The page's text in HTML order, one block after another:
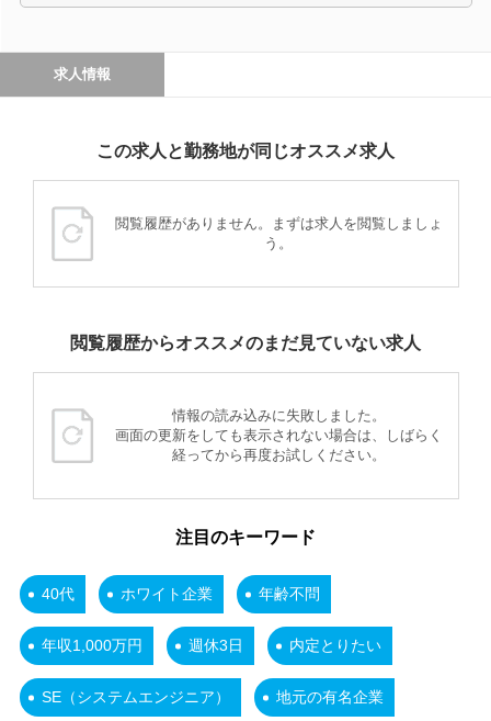
求人情報
この求人と勤務地が同じオススメ求人
閲覧履歴がありません。まずは求人を閲覧しましょ
う。
閲覧履歴からオススメのまだ見ていない求人
情報の読み込みに失敗しました。
画面の更新をしても表示されない場合は、しばらく
経ってから再度お試しください。
注目のキーワード
40代 ホワイト企業 年齢不問
年収1,000万円 週休3日 内定とりたい
SE（システムエンジニア） 地元の有名企業